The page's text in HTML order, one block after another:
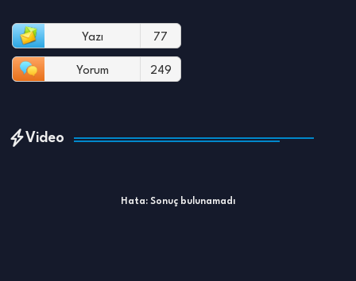
Yazı 77
Yorum 249
Video
Hata: Sonuç bulunamadı